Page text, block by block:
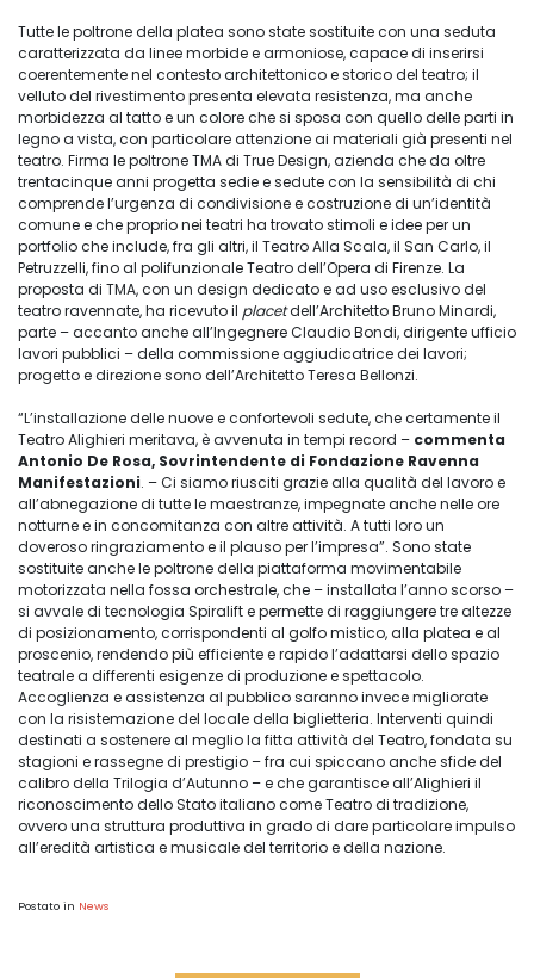
Tutte le poltrone della platea sono state sostituite con una seduta
caratterizzata da linee morbide e armoniose, capace di inserirsi
coerentemente nel contesto architettonico e storico del teatro; il
velluto del rivestimento presenta elevata resistenza, ma anche
morbidezza al tatto e un colore che si sposa con quello delle parti in
legno a vista, con particolare attenzione ai materiali già presenti nel
teatro. Firma le poltrone TMA di True Design, azienda che da oltre
trentacinque anni progetta sedie e sedute con la sensibilità di chi
comprende l’urgenza di condivisione e costruzione di un’identità
comune e che proprio nei teatri ha trovato stimoli e idee per un
portfolio che include, fra gli altri, il Teatro Alla Scala, il San Carlo, il
Petruzzelli, fino al polifunzionale Teatro dell’Opera di Firenze. La
proposta di TMA, con un design dedicato e ad uso esclusivo del
teatro ravennate, ha ricevuto il placetdell’Architetto Bruno Minardi,
parte – accanto anche all’Ingegnere Claudio Bondi, dirigente ufficio
lavori pubblici – della commissione aggiudicatrice dei lavori;
progetto e direzione sono dell’Architetto Teresa Bellonzi.
“L’installazione delle nuove e confortevoli sedute, che certamente il
Teatro Alighieri meritava, è avvenuta in tempi record – commenta
Antonio De Rosa, Sovrintendente di Fondazione Ravenna
Manifestazioni. – Ci siamo riusciti grazie alla qualità del lavoro e
all’abnegazione di tutte le maestranze, impegnate anche nelle ore
notturne e in concomitanza con altre attività. A tutti loro un
doveroso ringraziamento e il plauso per l’impresa”. Sono state
sostituite anche le poltrone della piattaforma movimentabile
motorizzata nella fossa orchestrale, che – installata l’anno scorso –
si avvale di tecnologia Spiralift e permette di raggiungere tre altezze
di posizionamento, corrispondenti al golfo mistico, alla platea e al
proscenio, rendendo più efficiente e rapido l’adattarsi dello spazio
teatrale a differenti esigenze di produzione e spettacolo.
Accoglienza e assistenza al pubblico saranno invece migliorate
con la risistemazione del locale della biglietteria. Interventi quindi
destinati a sostenere al meglio la fitta attività del Teatro, fondata su
stagioni e rassegne di prestigio – fra cui spiccano anche sfide del
calibro della Trilogia d’Autunno – e che garantisce all’Alighieri il
riconoscimento dello Stato italiano come Teatro di tradizione,
ovvero una struttura produttiva in grado di dare particolare impulso
all’eredità artistica e musicale del territorio e della nazione.
Postato in News